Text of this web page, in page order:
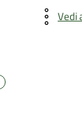
Vedi